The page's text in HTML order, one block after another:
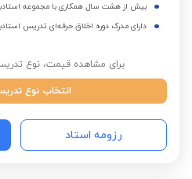
بیش از هشت سال همکاری با مجموعه
دارای مدرک دوره اخلاق حرفه‌ای تدریس
برای مشاهده قیمت، نوع
انتخاب نوع
رزومه استاد